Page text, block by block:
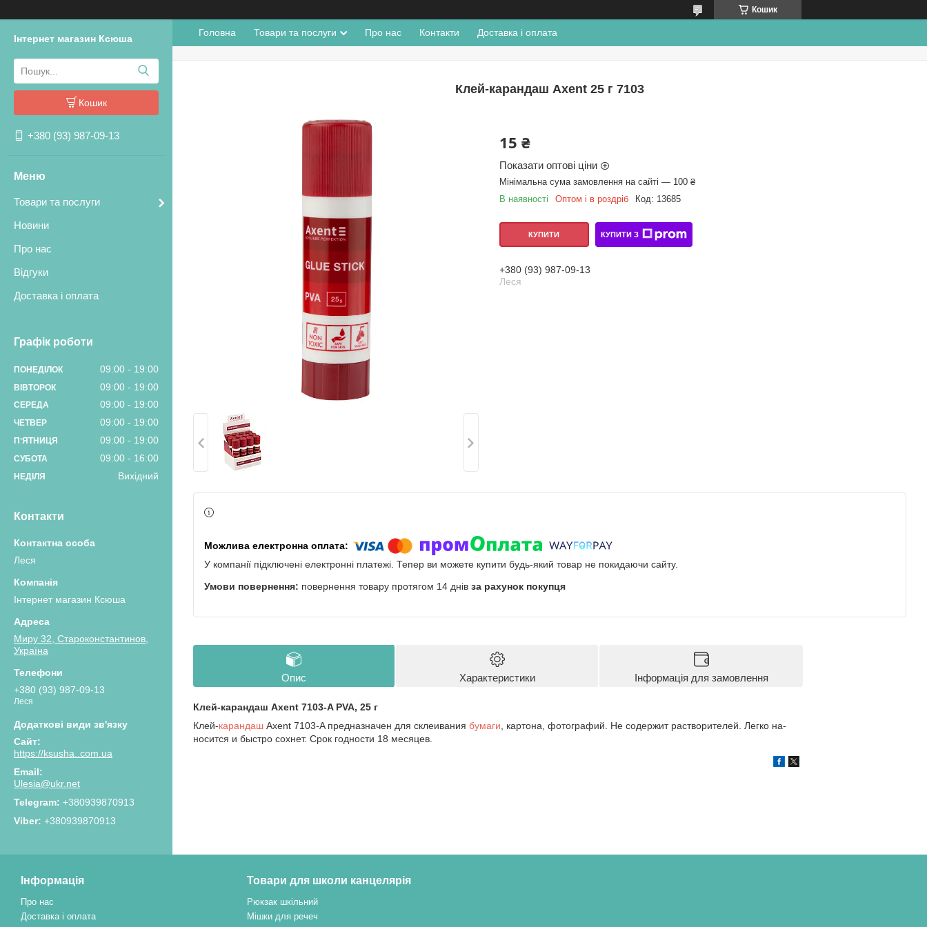
Кошик
Інтернет магазин Ксюша
Кошик
+380 (93) 987-09-13
Товари та послуги
Новини
Про нас
Відгуки
Доставка і оплата
Графік роботи
ПОНЕДІЛОК 09:00 19:00
ВІВТОРОК 09:00 19:00
СЕРЕДА 09:00 19:00
ЧЕТВЕР 09:00 19:00
ПʼЯТНИЦЯ 09:00 19:00
СУБОТА 09:00 16:00
НЕДІЛЯ Вихідний
Контакти
Леся
Інтернет магазин Ксюша
Миру 32, Староконстантинов,
Україна
+380 (93) 987-09-13
Леся
https://ksusha..com.ua
Ulesia@ukr.net
+380939870913
+380939870913
Головна Товари та послуги Про нас Контакти Доставка і оплата
Клей-карандаш Axent 25 г 7103
15 ₴
Показати оптові ціни
Мінімальна сума замовлення на сайті — 100 ₴
В наявності
Оптом і в роздріб Код: 13685
КУПИТИ КУПИТИ З
+380 (93) 987-09-13
Леся
У компанії підключені електронні платежі. Тепер ви можете купити будь-який товар не покидаючи сайту.
повернення товару протягом 14 днів за рахунок покупця
Опис Характеристики Інформація для замовлення
Клей-карандаш Axent 7103-A PVA, 25 г
Клей-карандаш Axent 7103-A предназначен для склеивания бумаги , картона, фотографий. Не содержит растворителей. Легко на-
носится и быстро сохнет. Срок годности 18 месяцев.
Інформація
Про нас
Доставка і оплата
Товари для школи канцелярія
Рюкзак шкільний
Мішки для речеч